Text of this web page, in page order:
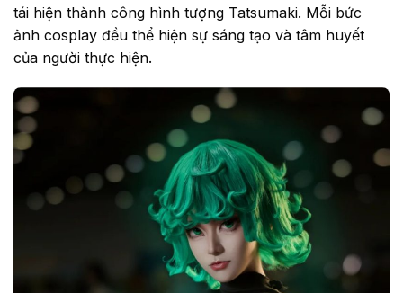
tái hiện thành công hình tượng Tatsumaki. Mỗi bức
ảnh cosplay đều thể hiện sự sáng tạo và tâm huyết
của người thực hiện.